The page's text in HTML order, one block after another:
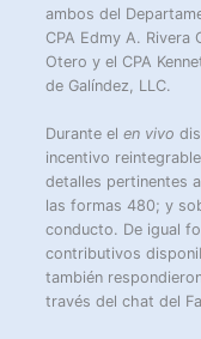
ambos del
CPA Edmy A. Rivera
Otero y el CPA
de Galíndez, LLC.
Durante elen vivo
incentivo
detalles pertinentes
las formas 480; y
conducto. De igual
contributivos
también
través del chat del